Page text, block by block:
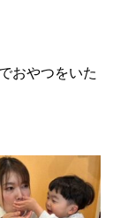
おやつをいた